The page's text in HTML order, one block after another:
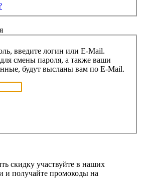
введите логин или E-Mail.
смены пароля, а также ваши
будут высланы вам по E-Mail.
скидку участвуйте в наших
и получайте промокоды на